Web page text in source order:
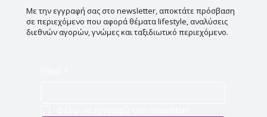
Με την εγγραφή σας στο newsletter, αποκτάτε πρόσβαση
σε περιεχόμενο που αφορά θέματα lifestyle, αναλύσεις
διεθνών αγορών, γνώμες και ταξιδιωτικό περιεχόμενο.